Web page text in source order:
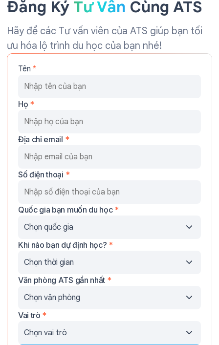
Đăng Ký Tư Vấn Cùng ATS
Hãy để các Tư vấn viên của ATS giúp bạn tối
ưu hóa lộ trình du học của bạn nhé!
Tên *
Họ *
Địa chỉ email *
Số điện thoại *
Quốc gia bạn muốn du học *
Khi nào bạn dự định học? *
Văn phòng ATS gần nhất *
Vai trò *